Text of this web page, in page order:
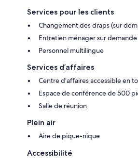
Services pour les clients
Changement des draps (sur
Entretien ménager sur demande
Personnel multilingue
Services d’affaires
Centre d’affaires accessible en
Espace de conférence de 500
Salle de réunion
Plein air
Aire de pique-nique
Accessibilité